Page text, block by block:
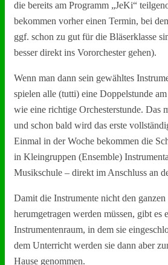
die bereits am Programm „JeKi“
bekommen vorher einen Termin, bei
ggf. schon zu gut für die Bläserklasse
besser direkt ins Vororchester gehen).
Wenn man dann sein gewähltes
spielen alle (tutti) eine Doppelstunde
wie eine richtige Orchesterstunde. Das
und schon bald wird das erste
Einmal in der Woche bekommen die
in Kleingruppen (Ensemble)
Musikschule – direkt im Anschluss an
Damit die Instrumente nicht den ganzen
herumgetragen werden müssen, gibt es
Instrumentenraum, in dem sie
dem Unterricht werden sie dann aber
Hause genommen.